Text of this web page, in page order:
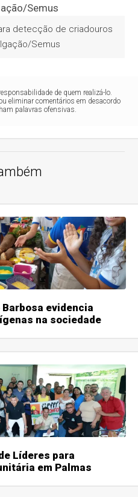
detecção de criadouros
Semus
de quem realizá-lo.
eliminar comentários em desacordo
palavras ofensivas.
Barbosa evidencia
na sociedade
Líderes para
em Palmas